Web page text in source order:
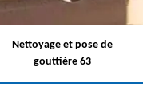
Nettoyage et pose de
gouttière 63